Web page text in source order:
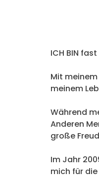
ICH BIN
Mit
meinem
Während
Anderen
große
Im Jahr
mich für